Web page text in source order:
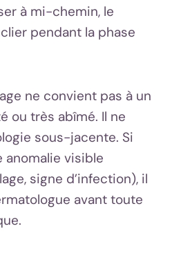
à mi-chemin, le
pendant la phase
ne convient pas à un
ou très abîmé. Il ne
sous-jacente. Si
anomalie visible
signe d’infection), il
avant toute